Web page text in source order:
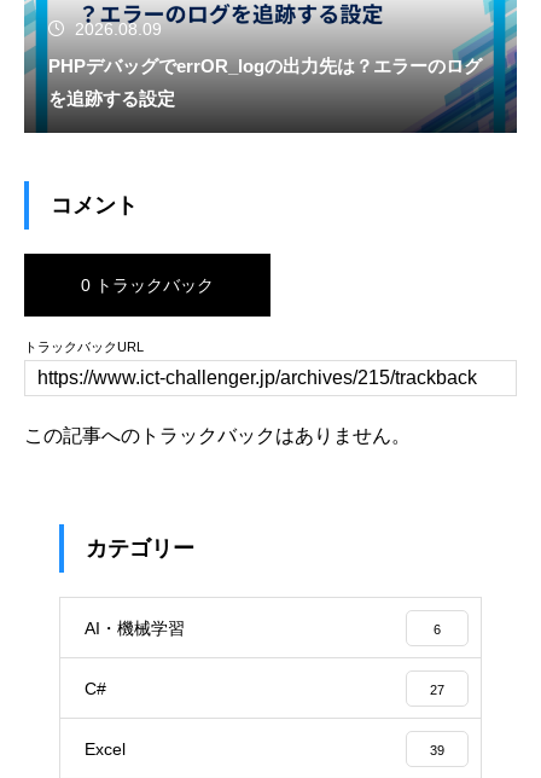
2026.08.09
PHPデバッグでerrOR_logの出力先は？エラーのログ
を追跡する設定
コメント
0 トラックバック
トラックバックURL
この記事へのトラックバックはありません。
カテゴリー
AI・機械学習 6
C# 27
Excel 39